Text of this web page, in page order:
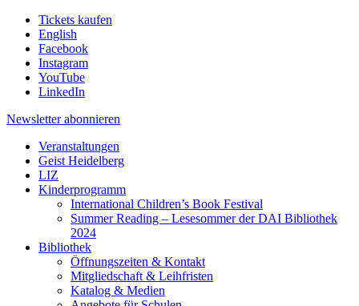
Tickets kaufen
English
Facebook
Instagram
YouTube
LinkedIn
Newsletter abonnieren
Veranstaltungen
Geist Heidelberg
LIZ
Kinderprogramm
International Children’s Book Festival
Summer Reading – Lesesommer der DAI Bibliothek
2024
Bibliothek
Öffnungszeiten & Kontakt
Mitgliedschaft & Leihfristen
Katalog & Medien